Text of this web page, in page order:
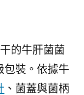
的牛肝菌菌
包裝。依據牛
、菌蓋與菌柄